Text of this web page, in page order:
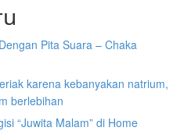
Pita Suara – Chaka
karena kebanyakan natrium,
berlebihan
“Juwita Malam” di Home